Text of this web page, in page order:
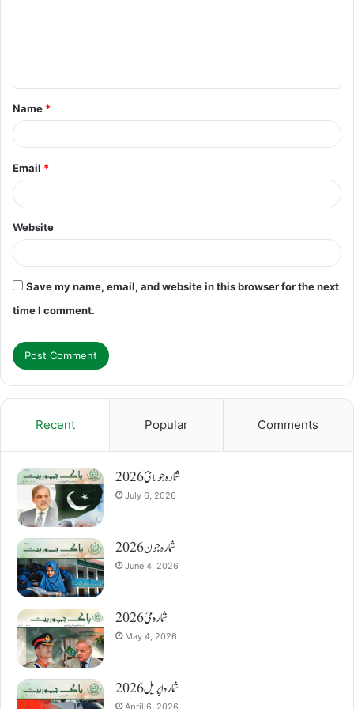
t
*
Name *
Email *
Website
Save my name, email, and website in this browser for the next
time I comment.
Recent Popular Comments
شمارہ جولائ 2026
July 6, 2026
شمارہ جون 2026
June 4, 2026
شمارہ مئ 2026
May 4, 2026
شمارہ اپریل 2026
April 6, 2026